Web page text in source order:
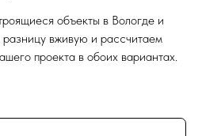
объекты в Вологде и
вживую и рассчитаем
проекта в обоих вариантах.